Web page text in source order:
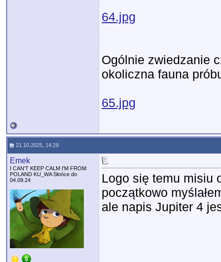
64.jpg
Ogólnie zwiedzanie
okoliczna fauna
65.jpg
21.10.2025, 14:29
Emek
I CAN'T KEEP CALM I'M FROM
POLAND KU_WA Słońce do
04.09.24
Logo się temu misiu
początkowo
ale napis Jupiter 4